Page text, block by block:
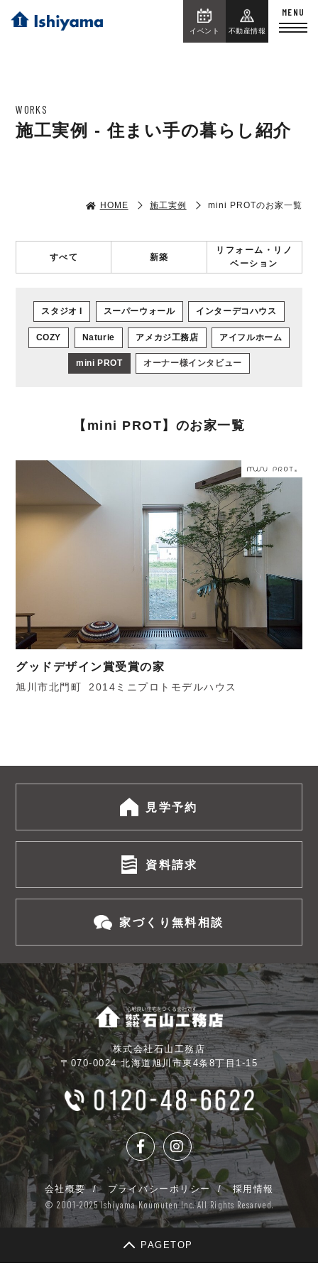
イベント 不動産情報
WORKS
施工実例 - 住まい手の暮らし紹介
HOME 施工実例 mini PROTのお家一覧
すべて 新築
リフォーム・リノ
ベーション
スタジオ I スーパーウォール インターデコハウス
COZY Naturie アメカジ工務店 アイフルホーム
mini PROT オーナー様インタビュー
【mini PROT】のお家一覧
グッドデザイン賞受賞の家
旭川市北門町 2014ミニプロトモデルハウス
見学予約
資料請求
家づくり無料相談
株式会社石山工務店
〒070-0024 北海道旭川市東4条8丁目1-15
会社概要 プライバシーポリシー 採用情報
© 2001-2025 Ishiyama Koumuten Inc. All Rights Resarved.
PAGETOP